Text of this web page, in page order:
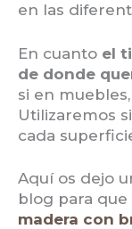
en las
En cuanto el
de donde
si en
Utilizaremos
cada
Aquí os dejo
blog para que
madera con